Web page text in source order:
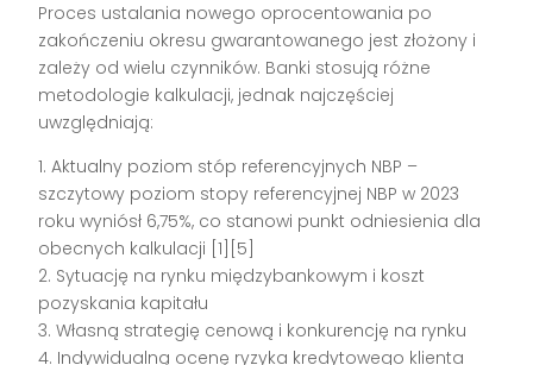
Proces ustalania nowego oprocentowania po
zakończeniu okresu gwarantowanego jest złożony i
zależy od wielu czynników. Banki stosują różne
metodologie kalkulacji, jednak najczęściej
uwzględniają:
1. Aktualny poziom stóp referencyjnych NBP –
szczytowy poziom stopy referencyjnej NBP w 2023
roku wyniósł 6,75%, co stanowi punkt odniesienia dla
obecnych kalkulacji [1][5]
2. Sytuację na rynku międzybankowym i koszt
pozyskania kapitału
3. Własną strategię cenową i konkurencję na rynku
4. Indywidualną ocenę ryzyka kredytowego klienta